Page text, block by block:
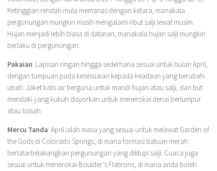
Ketinggian rendah mula memanas dengan ketara, manakala
pergunungan mungkin masih mengalami ribut salji lewat musim.
Hujan menjadi lebih biasa di dataran, manakala hujan salji mungkin
berlaku di pergunungan.
Pakaian: Lapisan ringan hingga sederhana sesuai untuk bulan April,
dengan tumpuan pada kesesuaian kepada keadaan yang berubah-
ubah. Jaket kalis air berguna untuk mandi hujan atau salji, dan but
mendaki yang kukuh disyorkan untuk menerokai denai berlumpur
atau basah.
Mercu Tanda: April ialah masa yang sesuai untuk melawat Garden of
the Gods di Colorado Springs, di mana formasi batuan merah
berlatarbelakangkan pergunungan yang dilitupi salji. Cuaca juga
sesuai untuk menerokai Boulder’s Flatirons, di mana anda boleh